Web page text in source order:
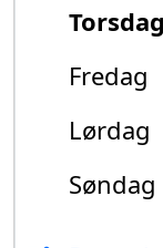
Torsdag
Fredag
Lørdag
Søndag